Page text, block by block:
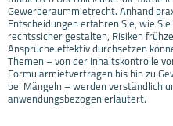
Gewerberaummietrecht. Anhand
Entscheidungen erfahren Sie, wie
rechtssicher gestalten, Risiken
Ansprüche effektiv durchsetzen
Themen – von der Inhaltskontrolle
Formularmietverträgen bis hin zu
bei Mängeln – werden verständlich
anwendungsbezogen erläutert.